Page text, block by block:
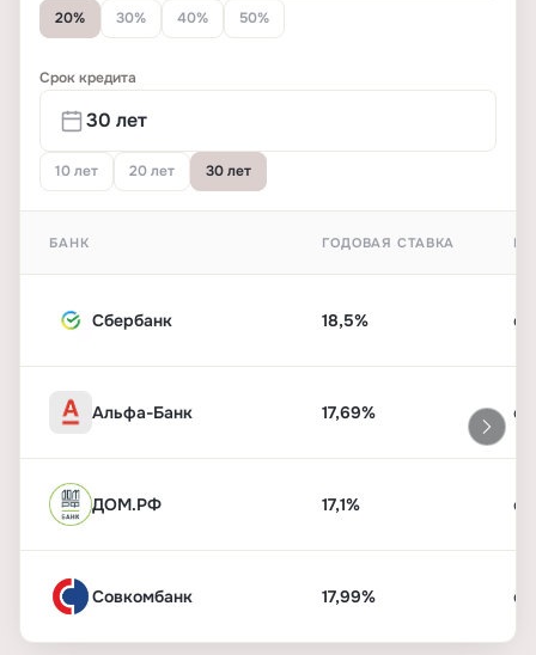
20% 30% 40% 50%
Срок кредита
10 лет 20 лет 30 лет
БАНК ГОДОВАЯ СТАВКА
Сбербанк 18,5%
Альфа-Банк 17,69%
ДОМ.РФ 17,1%
Совкомбанк 17,99%